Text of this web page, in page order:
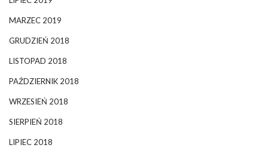
MARZEC 2019
GRUDZIEŃ 2018
LISTOPAD 2018
PAŹDZIERNIK 2018
WRZESIEŃ 2018
SIERPIEŃ 2018
LIPIEC 2018